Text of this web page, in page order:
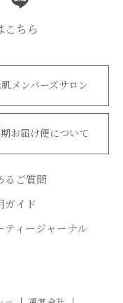
こちら
メンバーズサロン
お届け便について
るご質問
ガイド
ティージャーナル